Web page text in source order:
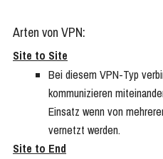
Arten von VPN:
Site to Site
Bei diesem VPN-Typ
kommunizieren
Einsatz wenn von
vernetzt werden.
Site to End